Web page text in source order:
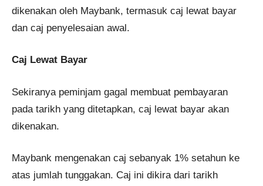
dikenakan oleh Maybank, termasuk caj lewat bayar
dan caj penyelesaian awal.
Caj Lewat Bayar
Sekiranya peminjam gagal membuat pembayaran
pada tarikh yang ditetapkan, caj lewat bayar akan
dikenakan.
Maybank mengenakan caj sebanyak 1% setahun ke
atas jumlah tunggakan. Caj ini dikira dari tarikh